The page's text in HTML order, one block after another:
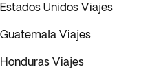
Estados Unidos Viajes
Guatemala Viajes
Honduras Viajes